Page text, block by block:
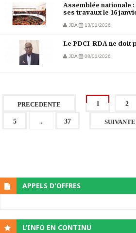
Assemblée nationale
ses travaux le 16
JDA 13/01/2026
Le PDCI-RDA ne doit
JDA 08/01/2026
PRECEDENTE 1 2
5 ... 37 SUIVANTE
APPELS D'OFFRES
L’INFO EN CONTINU